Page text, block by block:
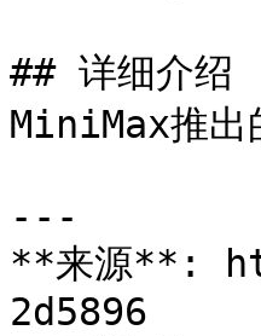
## 详细介绍
MiniMax推出
---
**来源**:
2d5896